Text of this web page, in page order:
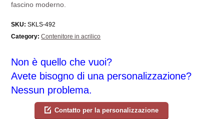
fascino moderno.
SKU: SKLS-492
Category: Contenitore in acrilico
Non è quello che vuoi?
Avete bisogno di una personalizzazione?
Nessun problema.
Contatto per la personalizzazione